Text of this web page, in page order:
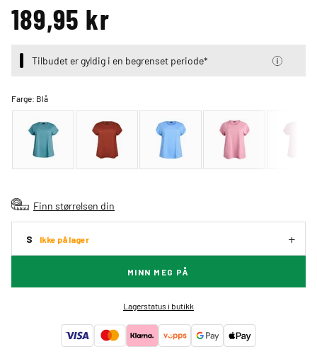
189,95 kr
Tilbudet er gyldig i en begrenset periode*
Farge: Blå
Finn størrelsen din
S Ikke på lager
MINN MEG PÅ
Lagerstatus i butikk